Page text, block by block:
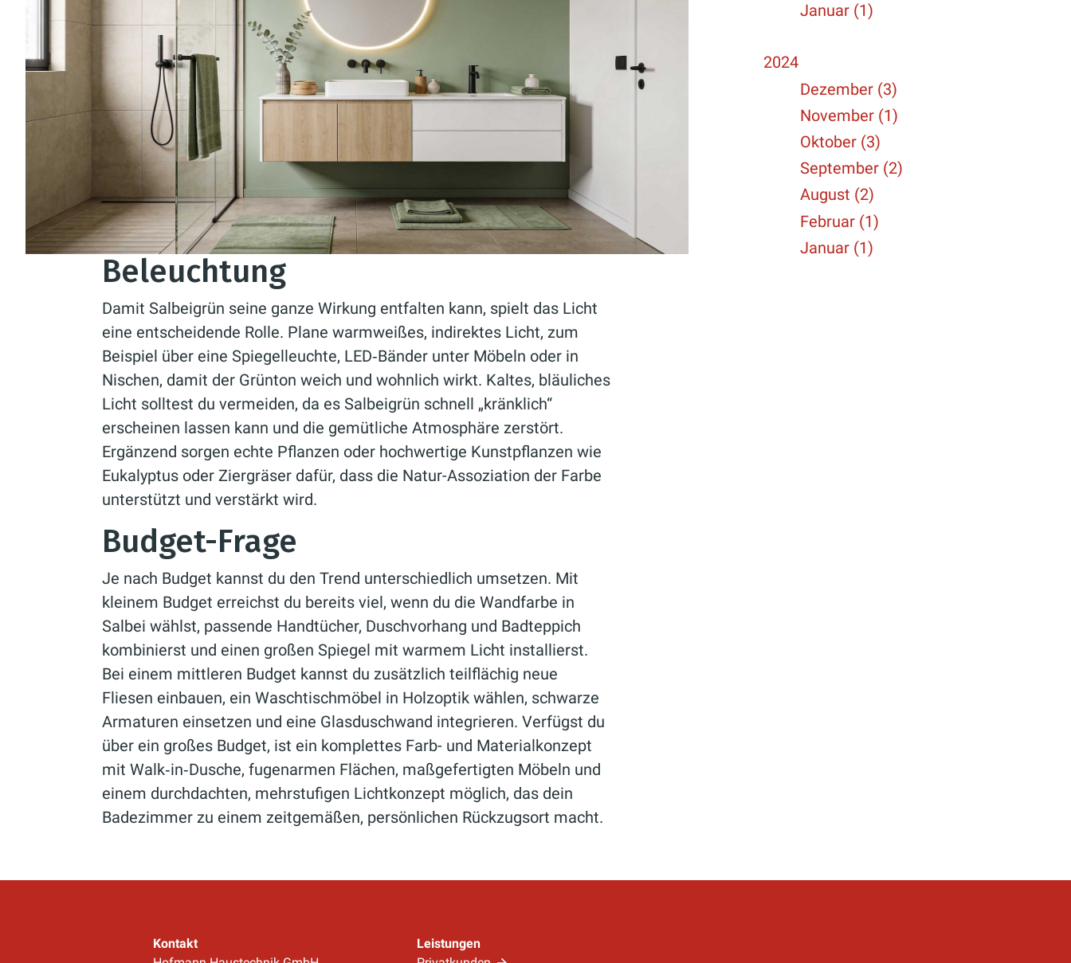
Beleuchtung
Damit Salbeigrün seine ganze Wirkung entfalten kann, spielt das Licht
eine entscheidende Rolle. Plane warmweißes, indirektes Licht, zum
Beispiel über eine Spiegelleuchte, LED‑Bänder unter Möbeln oder in
Nischen, damit der Grünton weich und wohnlich wirkt. Kaltes, bläuliches
Licht solltest du vermeiden, da es Salbeigrün schnell „kränklich“
erscheinen lassen kann und die gemütliche Atmosphäre zerstört.
Ergänzend sorgen echte Pflanzen oder hochwertige Kunstpflanzen wie
Eukalyptus oder Ziergräser dafür, dass die Natur-Assoziation der Farbe
unterstützt und verstärkt wird.
Budget-Frage
Je nach Budget kannst du den Trend unterschiedlich umsetzen. Mit
kleinem Budget erreichst du bereits viel, wenn du die Wandfarbe in
Salbei wählst, passende Handtücher, Duschvorhang und Badteppich
kombinierst und einen großen Spiegel mit warmem Licht installierst.
Bei einem mittleren Budget kannst du zusätzlich teilflächig neue
Fliesen einbauen, ein Waschtischmöbel in Holzoptik wählen, schwarze
Armaturen einsetzen und eine Glasduschwand integrieren. Verfügst du
über ein großes Budget, ist ein komplettes Farb- und Materialkonzept
mit Walk‑in‑Dusche, fugenarmen Flächen, maßgefertigten Möbeln und
einem durchdachten, mehrstufigen Lichtkonzept möglich, das dein
Badezimmer zu einem zeitgemäßen, persönlichen Rückzugsort macht.
Januar (1)
2024
Dezember (3)
November (1)
Oktober (3)
September (2)
August (2)
Februar (1)
Januar (1)
Kontakt
Leistungen